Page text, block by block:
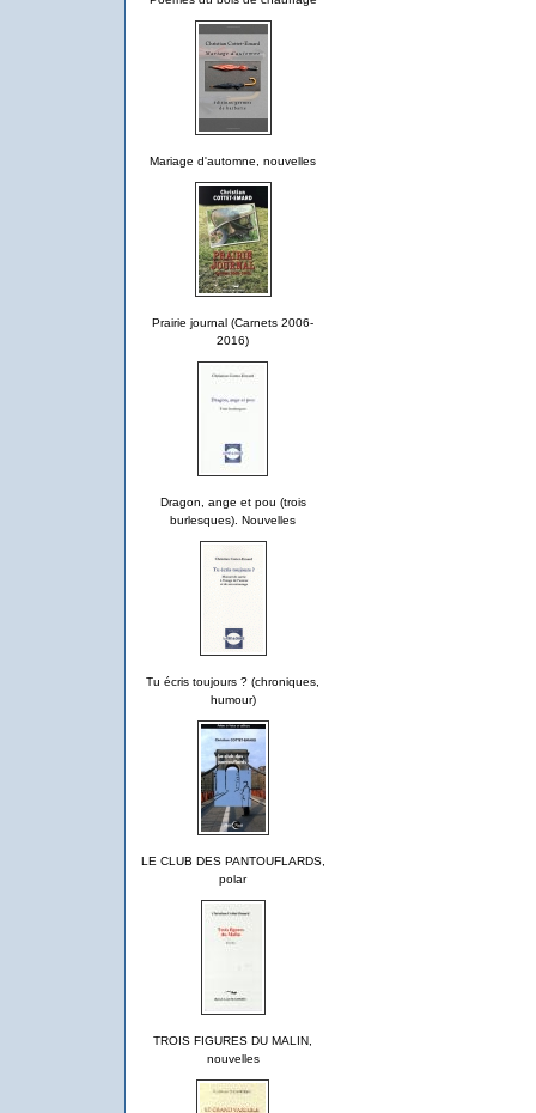
Mariage d'automne, nouvelles
Prairie journal (Carnets 2006-
2016)
Dragon, ange et pou (trois
burlesques). Nouvelles
Tu écris toujours ? (chroniques,
humour)
LE CLUB DES PANTOUFLARDS,
polar
TROIS FIGURES DU MALIN,
nouvelles